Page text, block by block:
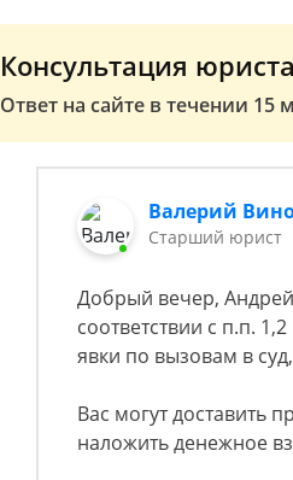
Консультация
Ответ на сайте в течении 15
Валерий
Старший юрист
Добрый вечер,
соответствии с п.п.
явки по вызовам в
Вас могут доставить
наложить денежное